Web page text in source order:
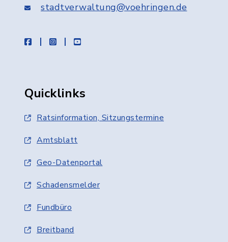
stadtverwaltung@voehringen.de
facebookinstagramyoutube
Quicklinks
Ratsinformation, Sitzungstermine
Amtsblatt
Geo-Datenportal
Schadensmelder
Fundbüro
Breitband